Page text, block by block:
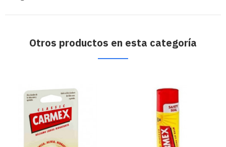
Otros productos en esta categoría